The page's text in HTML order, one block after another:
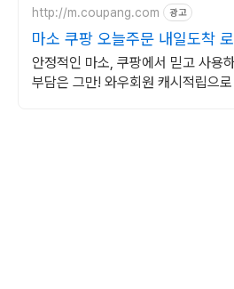
http://m.coupang.com 광고
마소 쿠팡 오늘주문 내일도착
안정적인 마소, 쿠팡에서 믿고 사용
부담은 그만! 와우회원 캐시적립으